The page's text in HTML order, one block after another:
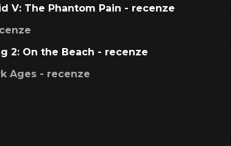
V: The Phantom Pain - recenze
2: On the Beach - recenze
Ages - recenze